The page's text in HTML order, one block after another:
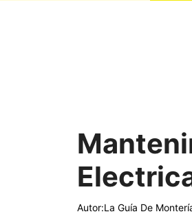
Autor:La Guía De